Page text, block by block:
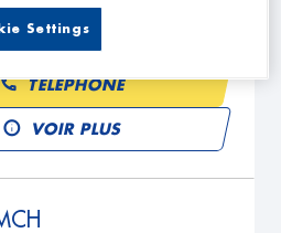
TÉLÉPHONE
VOIR PLUS
Settings